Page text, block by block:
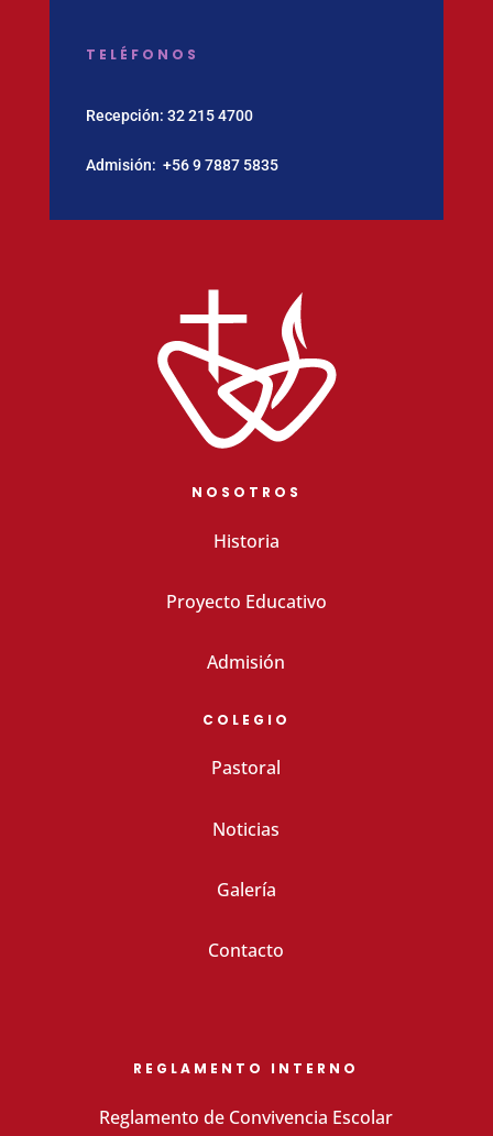
TELÉFONOS
Recepción: 32 215 4700
Admisión: ‪+56 9 7887 5835
NOSOTROS
Historia
Proyecto Educativo
Admisión
COLEGIO
Pastoral
Noticias
Galería
Contacto
REGLAMENTO INTERNO
Reglamento de Convivencia Escolar